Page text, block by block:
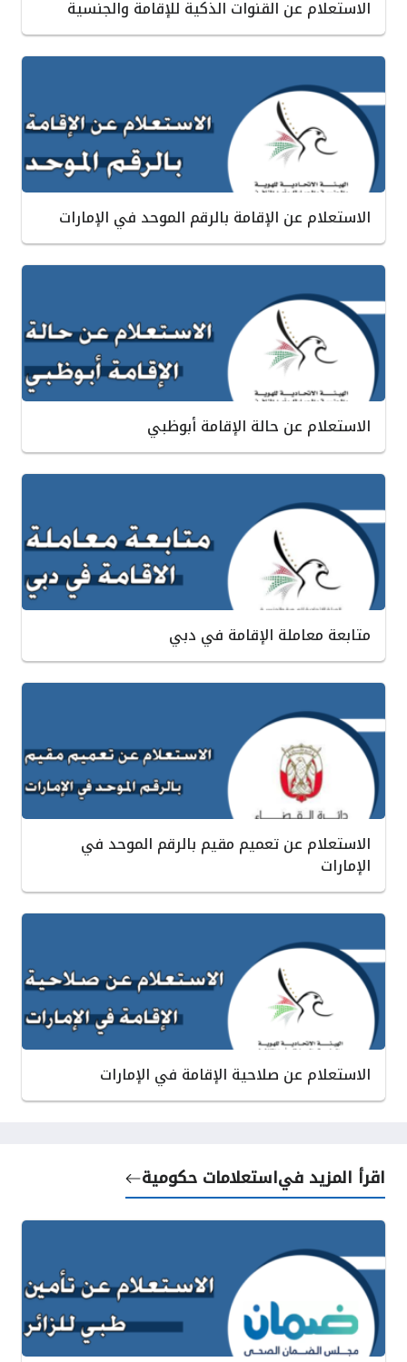
الاستعلام عن القنوات الذكية للإقامة والجنسية
الاستعلام عن الإقامة بالرقم الموحد في الإمارات
الاستعلام عن حالة الإقامة أبوظبي
متابعة معاملة الإقامة في دبي
الاستعلام عن تعميم مقيم بالرقم الموحد في
الإمارات
الاستعلام عن صلاحية الإقامة في الإمارات
اقرأ المزيد فياستعلامات حكومية